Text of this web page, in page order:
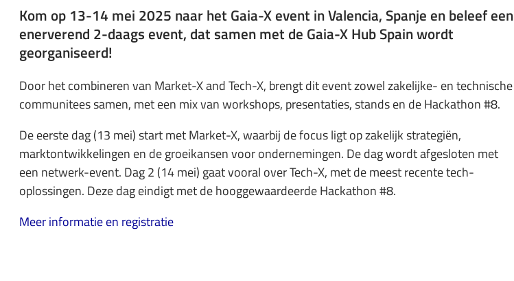
Kom op 13-14 mei 2025 naar het Gaia-X event in Valencia, Spanje en beleef een
enerverend 2-daags event, dat samen met de Gaia-X Hub Spain wordt
georganiseerd!
Door het combineren van Market-X and Tech-X, brengt dit event zowel zakelijke- en technische
communitees samen, met een mix van workshops, presentaties, stands en de Hackathon #8.
De eerste dag (13 mei) start met Market-X, waarbij de focus ligt op zakelijk strategiën,
marktontwikkelingen en de groeikansen voor ondernemingen. De dag wordt afgesloten met
een netwerk-event. Dag 2 (14 mei) gaat vooral over Tech-X, met de meest recente tech-
oplossingen. Deze dag eindigt met de hooggewaardeerde Hackathon #8.
Meer informatie en registratie